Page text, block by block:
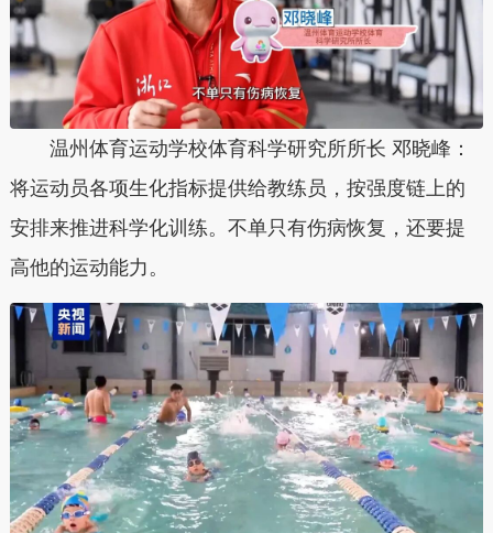
温州体育运动学校体育科学研究所所长 邓晓峰：
将运动员各项生化指标提供给教练员，按强度链上的
安排来推进科学化训练。不单只有伤病恢复，还要提
高他的运动能力。